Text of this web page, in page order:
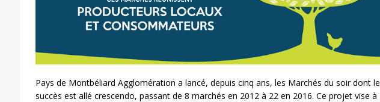
Pays de Montbéliard Agglomération a lancé, depuis cinq ans, les Marchés du soir dont le
succès est allé crescendo, passant de 8 marchés en 2012 à 22 en 2016. Ce projet vise à